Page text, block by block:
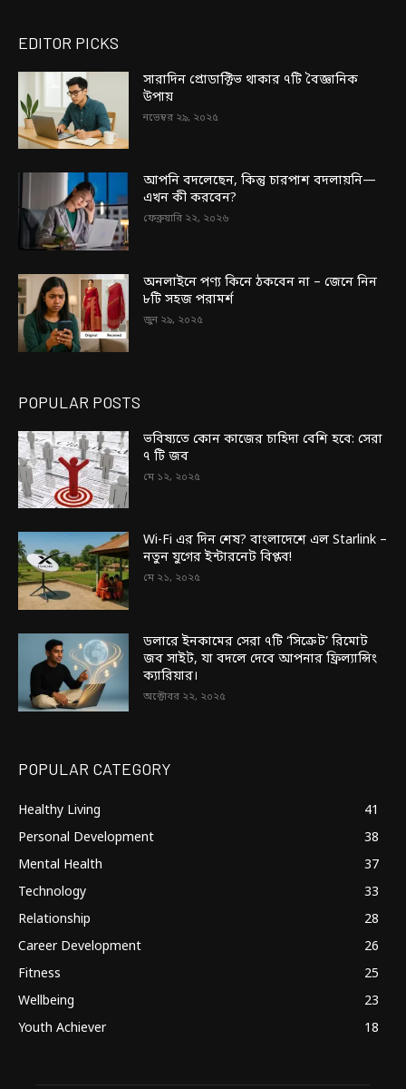
EDITOR PICKS
সারাদিন প্রোডাক্টিভ থাকার ৭টি বৈজ্ঞানিক
উপায়
নভেম্বর ২৯, ২০২৫
আপনি বদলেছেন, কিন্তু চারপাশ বদলায়নি—
এখন কী করবেন?
ফেব্রুয়ারি ২২, ২০২৬
অনলাইনে পণ্য কিনে ঠকবেন না – জেনে নিন
৮টি সহজ পরামর্শ
জুন ২৯, ২০২৫
POPULAR POSTS
ভবিষ্যতে কোন কাজের চাহিদা বেশি হবে: সেরা
৭ টি জব
মে ১২, ২০২৫
Wi-Fi এর দিন শেষ? বাংলাদেশে এল Starlink –
নতুন যুগের ইন্টারনেট বিপ্লব!
মে ২১, ২০২৫
ডলারে ইনকামের সেরা ৭টি ‘সিক্রেট’ রিমোট
জব সাইট, যা বদলে দেবে আপনার ফ্রিল্যান্সিং
ক্যারিয়ার।
অক্টোবর ২২, ২০২৫
POPULAR CATEGORY
Healthy Living
41
Personal Development
38
Mental Health
37
Technology
33
Relationship
28
Career Development
26
Fitness
25
Wellbeing
23
Youth Achiever
18